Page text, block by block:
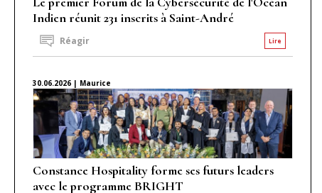
Indien réunit 231 inscrits à Saint-André
Lire
Réagir
30.06.2026 | Maurice
Constance Hospitality forme ses futurs leaders
avec le programme BRIGHT